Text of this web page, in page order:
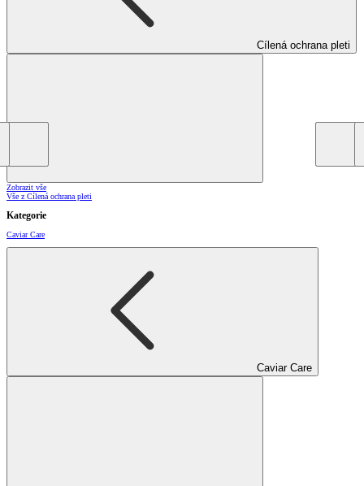
Cílená ochrana pleti
Zobrazit vše
Vše z Cílená ochrana pleti
Kategorie
Caviar Care
Caviar Care